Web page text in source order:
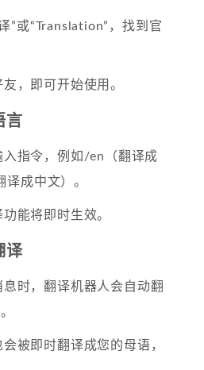
”或“Translation”，找到官
，即可开始使用。
言
入指令，例如/en（翻译成
成中文）。
能将即时生效。
译
息时，翻译机器人会自动翻
被即时翻译成您的母语，